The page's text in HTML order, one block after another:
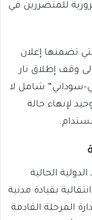
للمتضررين في
تضمنها إعلان
وقف إطلاق نار
شامل لا
لإنهاء حالة
الحالية
بقيادة مدنية
المرحلة القادمة